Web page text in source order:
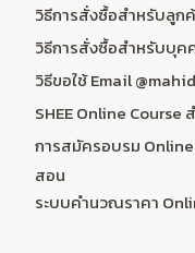
วิธีการสั่งซื้อสำหรับลูก
วิธีการสั่งซื้อสำหรับบุค
วิธีขอใช้ Email
SHEE Online Course
การสมัครอบรม
สอน
ระบบคำนวณราคา